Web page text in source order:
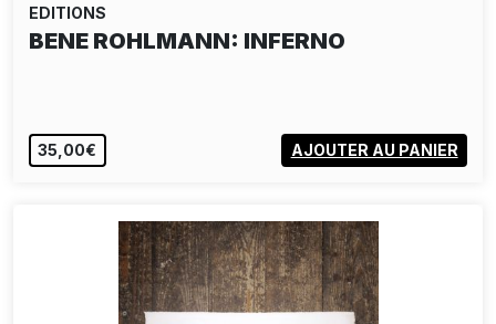
EDITIONS
BENE ROHLMANN: INFERNO
35,00€ AJOUTER AU PANIER